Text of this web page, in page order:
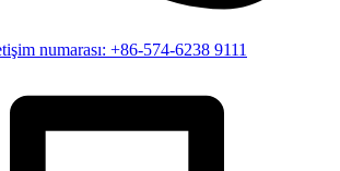
numarası: +86-574-6238 9111